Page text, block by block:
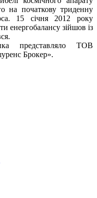
на початкову триденну
15 січня 2012 року
енергобалансу зійшов із
представляло ТОВ
Брокер».